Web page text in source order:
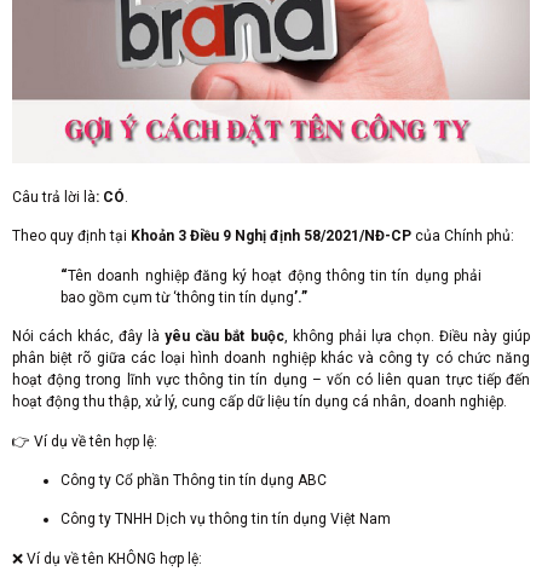
Câu trả lời là: CÓ.
Theo quy định tại Khoản 3 Điều 9 Nghị định 58/2021/NĐ-CP của Chính phủ:
“Tên doanh nghiệp đăng ký hoạt động thông tin tín dụng phải
bao gồm cụm từ ‘thông tin tín dụng’.”
Nói cách khác, đây làyêu cầu bắt buộc, không phải lựa chọn. Điều này giúp
phân biệt rõ giữa các loại hình doanh nghiệp khác và công ty có chức năng
hoạt động trong lĩnh vực thông tin tín dụng – vốn có liên quan trực tiếp đến
hoạt động thu thập, xử lý, cung cấp dữ liệu tín dụng cá nhân, doanh nghiệp.
👉 Ví dụ về tên hợp lệ:
Công ty Cổ phần Thông tin tín dụng ABC
Công ty TNHH Dịch vụ thông tin tín dụng Việt Nam
❌ Ví dụ về tên KHÔNG hợp lệ: